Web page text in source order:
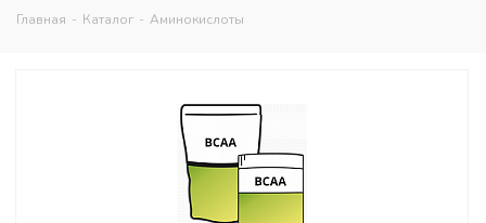
Главная - Каталог - Аминокислоты